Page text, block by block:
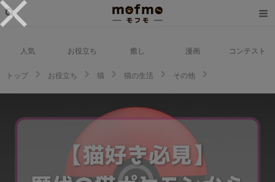
人気 お役立ち 癒し 漫画 コンテスト
トップ お役立ち 猫 猫の生活
その他